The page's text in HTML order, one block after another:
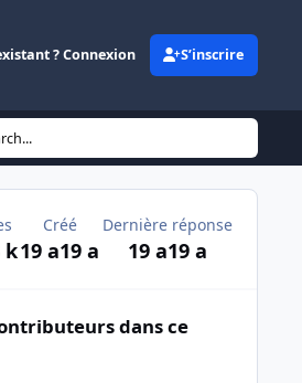
? Connexion S’inscrire
k
Créé
19 a19 a
Dernière réponse
19 a19 a
dans ce